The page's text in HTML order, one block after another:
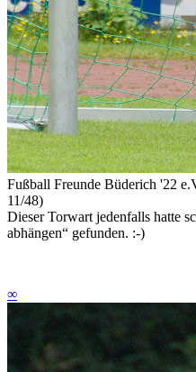
Fußball Freunde Büderich '22
11/48)
Dieser Torwart jedenfalls hatte
abhängen“ gefunden. :-)
∞